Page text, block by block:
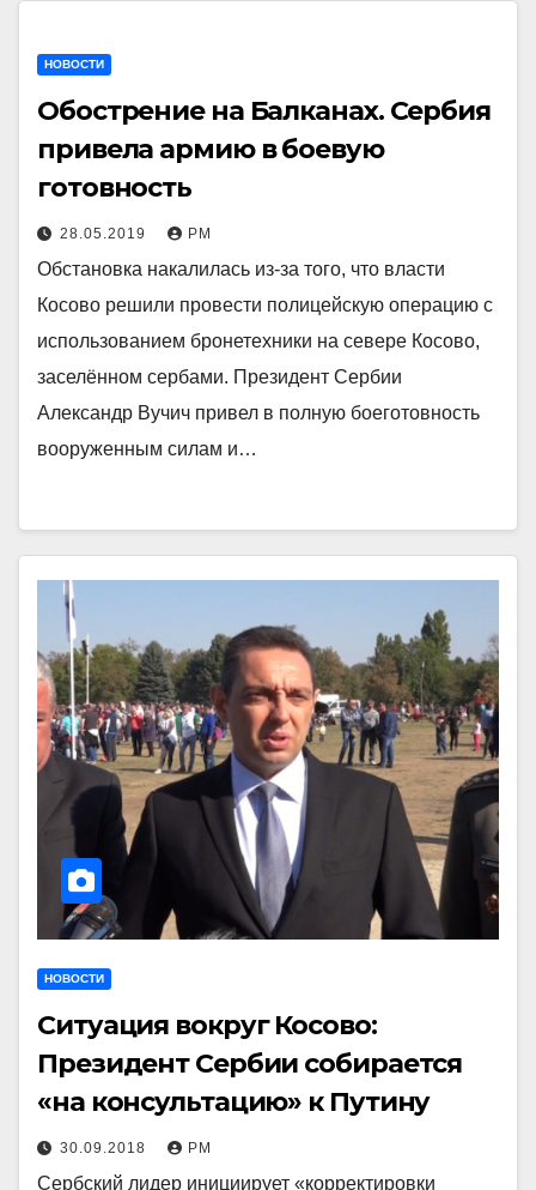
НОВОСТИ
Обострение на Балканах. Сербия
привела армию в боевую
готовность
28.05.2019 РМ
Обстановка накалилась из-за того, что власти
Косово решили провести полицейскую операцию с
использованием бронетехники на севере Косово,
заселённом сербами. Президент Сербии
Александр Вучич привел в полную боеготовность
вооруженным силам и…
НОВОСТИ
Ситуация вокруг Косово:
Президент Сербии собирается
«на консультацию» к Путину
30.09.2018 РМ
Сербский лидер инициирует «корректировки